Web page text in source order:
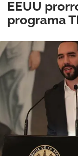
EEUU
programa